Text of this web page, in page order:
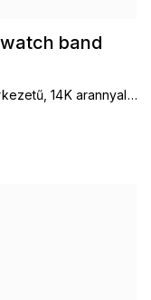
band
14K arannyal